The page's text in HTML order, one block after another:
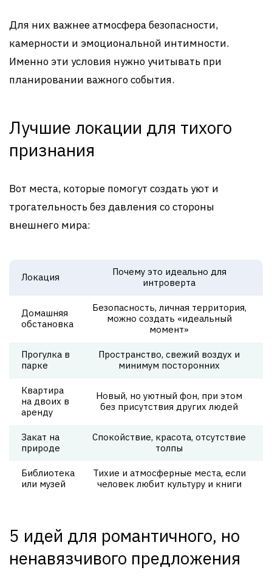
Для них важнее атмосфера безопасности,
камерности и эмоциональной интимности.
Именно эти условия нужно учитывать при
планировании важного события.
Лучшие локации для тихого
признания
Вот места, которые помогут создать уют и
трогательность без давления со стороны
внешнего мира:
Локация
Почему это идеально для
интроверта
Домашняя
обстановка
Безопасность, личная территория,
можно создать «идеальный
момент»
Прогулка в
парке
Пространство, свежий воздух и
минимум посторонних
Квартира
на двоих в
аренду
Новый, но уютный фон, при этом
без присутствия других людей
Закат на
природе
Спокойствие, красота, отсутствие
толпы
Библиотека
или музей
Тихие и атмосферные места, если
человек любит культуру и книги
5 идей для романтичного, но
ненавязчивого предложения